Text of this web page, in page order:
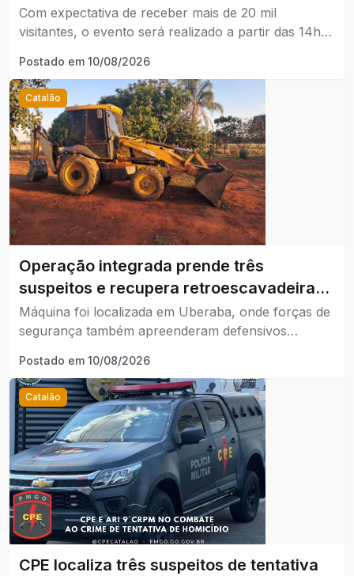
de Catalão com edição histórica pelos
150 anos da tradição.
Com expectativa de receber mais de 20 mil
visitantes, o evento será realizado a partir das 14h,
programação dedicada às comemorações do jubileu
das Congadas no município.
Postado em 10/08/2026
Catalão
Operação integrada prende três
suspeitos e recupera retroescavadeira
furtada em Catalão.
Máquina foi localizada em Uberaba, onde forças de
segurança também apreenderam defensivos
Postado em 10/08/2026
Catalão
CPE localiza três suspeitos de tentativa